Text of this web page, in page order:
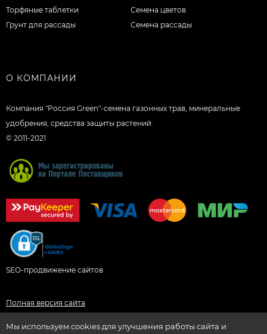
Мы используем cookies для улучшения работы сайта и
Торфяные таблетки
Грунт для рассады
Семена цветов
Семена рассады
О КОМПАНИИ
Компания "Россия Green"-семена газонных трав, минеральные
удобрения, средства защиты растений.
© 2011-2021
SEO-продвижение сайтов
Полная версия сайта